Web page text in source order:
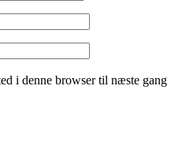
i denne browser til næste gang